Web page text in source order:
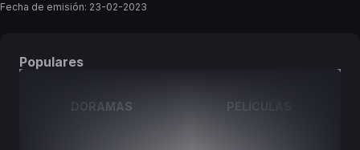
Fecha de emisión: 23-02-2023
Populares
DORAMAS PELÍCULAS